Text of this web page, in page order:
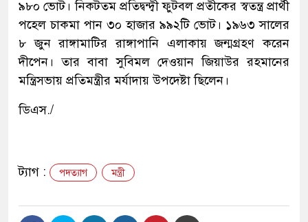
৯৮০ ভোট। নিকটতম প্রতিদ্বন্দ্বী ফুটবল প্রতীকের স্বতন্ত্র প্রার্থী
পহেল চাকমা পান ৩০ হাজার ৯৯২টি ভোট। ১৯৬৩ সালের
৮ জুন রাঙ্গামাটির রাঙ্গাপানি এলাকায় জন্মগ্রহণ করেন
দীপেন। তার বাবা সুবিমল দেওয়ান জিয়াউর রহমানের
মন্ত্রিসভায় প্রতিমন্ত্রীর মর্যাদায় উপদেষ্টা ছিলেন।
ডিএস./
ট্যাগ : পদত্যাগ মন্ত্রী